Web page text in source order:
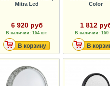
Mitra Led
6 920 руб
В наличии: 154 шт.
В корзину
Color
1 812
В наличии: 150
В